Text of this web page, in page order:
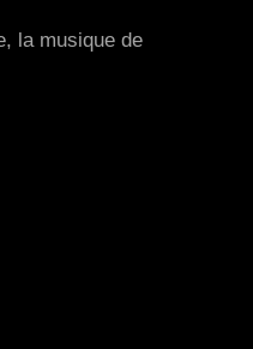
la musique de